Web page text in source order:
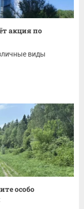
акция по
виды
особо